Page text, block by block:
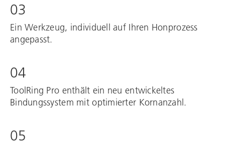
03
Ein Werkzeug, individuell auf Ihren Honprozess
angepasst.
04
ToolRing Pro enthält ein neu entwickeltes
Bindungssystem mit optimierter Kornanzahl.
05